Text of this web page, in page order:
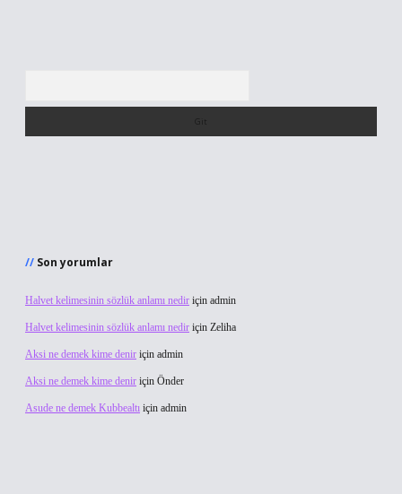
Son yorumlar
Halvet kelimesinin sözlük anlamı nedir için admin
Halvet kelimesinin sözlük anlamı nedir için Zeliha
Aksi ne demek kime denir için admin
Aksi ne demek kime denir için Önder
Asude ne demek Kubbealtı için admin